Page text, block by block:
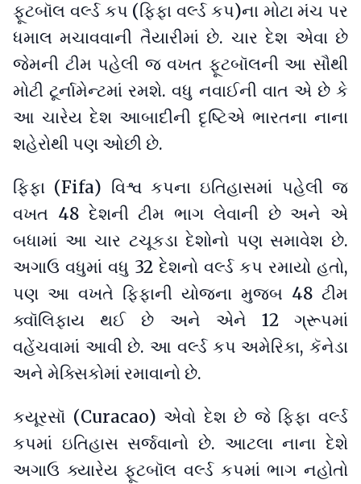
ફૂટબૉલ વર્લ્ડ કપ (ફિફા વર્લ્ડ કપ)ના મોટા મંચ પર
ધમાલ મચાવવાની તૈયારીમાં છે. ચાર દેશ એવા છે
જેમની ટીમ પહેલી જ વખત ફૂટબૉલની આ સૌથી
મોટી ટૂર્નામેન્ટમાં રમશે. વધુ નવાઈની વાત એ છે કે
આ ચારેય દેશ આબાદીની દૃષ્ટિએ ભારતના નાના
શહેરોથી પણ ઓછી છે.
ફિફા (Fifa) વિશ્વ કપના ઇતિહાસમાં પહેલી જ
વખત 48 દેશની ટીમ ભાગ લેવાની છે અને એ
બધામાં આ ચાર ટચૂકડા દેશોનો પણ સમાવેશ છે.
અગાઉ વધુમાં વધુ 32 દેશનો વર્લ્ડ કપ રમાયો હતો,
પણ આ વખતે ફિફાની યોજના મુજબ 48 ટીમ
ક્વૉલિફાય થઈ છે અને એને 12 ગ્રૂપમાં
વહેંચવામાં આવી છે. આ વર્લ્ડ કપ અમેરિકા, કૅનેડા
અને મેક્સિકોમાં રમાવાનો છે.
કયૂરસૉ (Curacao) એવો દેશ છે જે ફિફા વર્લ્ડ
કપમાં ઇતિહાસ સર્જવાનો છે. આટલા નાના દેશે
અગાઉ ક્યારેય ફૂટબૉલ વર્લ્ડ કપમાં ભાગ નહોતો